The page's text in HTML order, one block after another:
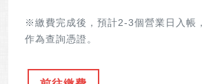
※繳費完成後，預計2-3個營業日入帳
作為查詢憑證。